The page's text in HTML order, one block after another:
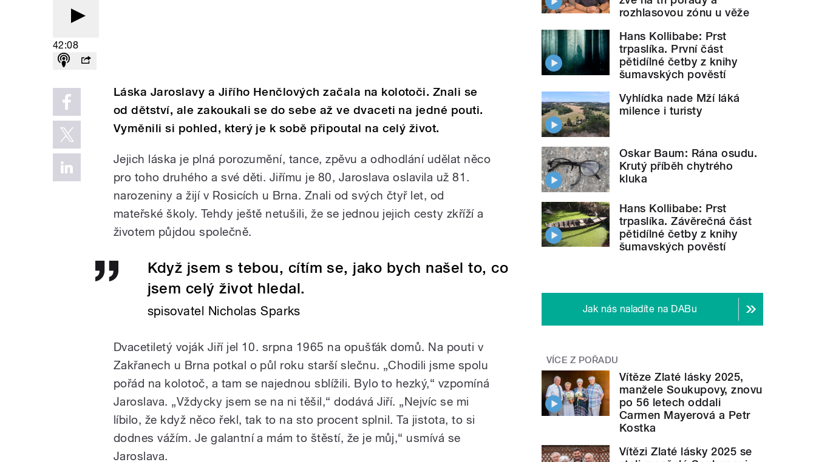
42:08
Láska Jaroslavy a Jiřího Henčlových začala na kolotoči. Znali se
od dětství, ale zakoukali se do sebe až ve dvaceti na jedné pouti.
Vyměnili si pohled, který je k sobě připoutal na celý život.
Jejich láska je plná porozumění, tance, zpěvu a odhodlání udělat něco
pro toho druhého a své děti. Jiřímu je 80, Jaroslava oslavila už 81.
narozeniny a žijí v Rosicích u Brna. Znali od svých čtyř let, od
mateřské školy. Tehdy ještě netušili, že se jednou jejich cesty zkříží a
životem půjdou společně.
Když jsem s tebou, cítím se, jako bych našel to, co
jsem celý život hledal.
spisovatel Nicholas Sparks
Dvacetiletý voják Jiří jel 10. srpna 1965 na opušťák domů. Na pouti v
Zakřanech u Brna potkal o půl roku starší slečnu. „Chodili jsme spolu
pořád na kolotoč, a tam se najednou sblížili. Bylo to hezký,“ vzpomíná
Jaroslava. „Vždycky jsem se na ni těšil,“ dodává Jiří. „Nejvíc se mi
líbilo, že když něco řekl, tak to na sto procent splnil. Ta jistota, to si
dodnes vážím. Je galantní a mám to štěstí, že je můj,“ usmívá se
Jaroslava.
rozhlasovou zónu u věže
Hans Kollibabe: Prst
trpaslíka. První část
pětidílné četby z knihy
šumavských pověstí
Vyhlídka nade Mží láká
milence i turisty
Oskar Baum: Rána osudu.
Krutý příběh chytrého
kluka
Hans Kollibabe: Prst
trpaslíka. Závěrečná část
pětidílné četby z knihy
šumavských pověstí
Jak nás naladíte na DABu
VÍCE Z POŘADU
Vítěze Zlaté lásky 2025,
manžele Soukupovy, znovu
po 56 letech oddali
Carmen Mayerová a Petr
Kostka
Vítězi Zlaté lásky 2025 se